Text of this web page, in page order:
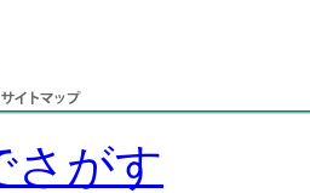
さがす